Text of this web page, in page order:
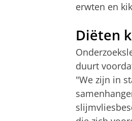
erwten en
Diëten
duurt
"We zijn in